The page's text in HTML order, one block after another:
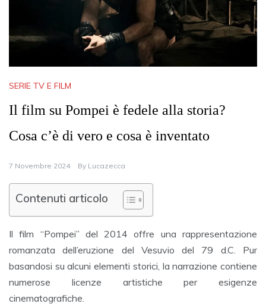
SERIE TV E FILM
Il film su Pompei è fedele alla storia?
Cosa c’è di vero e cosa è inventato
7 Novembre 2024 By Lucazecca
Contenuti articolo
Il film “Pompei” del 2014 offre una rappresentazione
romanzata dell’eruzione del Vesuvio del 79 d.C. Pur
basandosi su alcuni elementi storici, la narrazione contiene
numerose licenze artistiche per esigenze
cinematografiche.